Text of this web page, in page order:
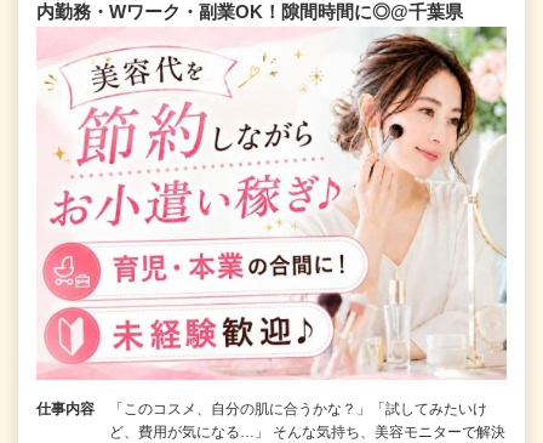
内勤務・Wワーク・副業OK！隙間時間に◎@千葉県
仕事内容
「このコスメ、自分の肌に合うかな？」「試してみたいけ
ど、費用が気になる…」 そんな気持ち、美容モニターで解決